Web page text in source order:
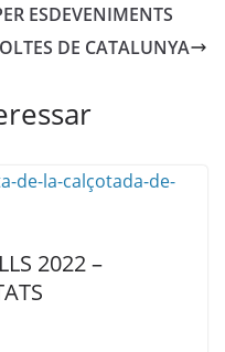
ESDEVENIMENTS
DE CATALUNYA
2022 –